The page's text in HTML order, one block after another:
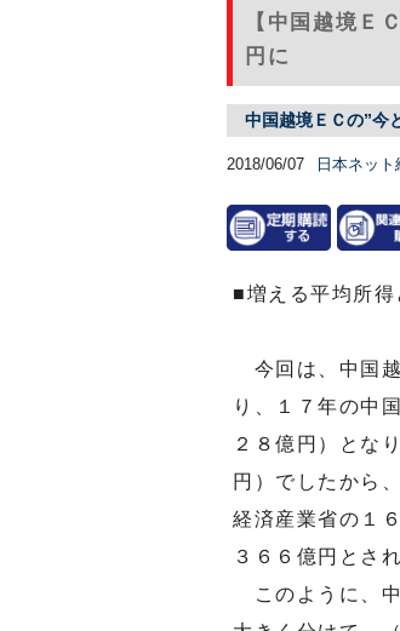
【中国越境Ｅ
円に
中国越境ＥＣの”今
2018/06/07 日本ネッ
■増える平均所得
今回は、中国
り、１７年の中
２８億円）とな
円）でしたから
経済産業省の１
３６６億円とさ
このように、中